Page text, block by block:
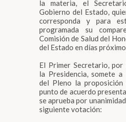
la materia, el
Gobierno del Estado,
corresponda y para
programada su
Comisión de Salud del
del Estado en días
El Primer Secretario, por
la Presidencia, somete a
del Pleno la
punto de acuerdo
se aprueba por
siguiente votación: